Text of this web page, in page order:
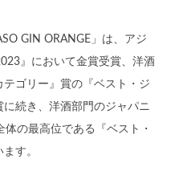
GIN ORANGE」は、アジ
』において金賞受賞、洋酒
ゴリー』賞の『ベスト・ジ
続き、洋酒部門のジャパニ
の最高位である『ベスト・
す。